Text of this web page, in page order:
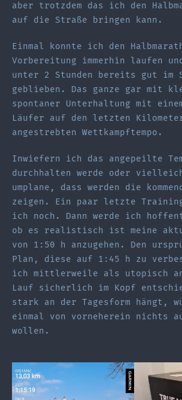
aber trotzdem das ich den
auf die Straße bringen kann.
Einmal konnte ich den
Vorbereitung immerhin laufen
unter 2 Stunden bereits gut im
geblieben. Das ganze gar mit
spontaner Unterhaltung mit
Läufer auf den letzten
angestrebten Wettkampftempo.
Inwiefern ich das angepeilte
durchhalten werde oder
umplane, dass werden die
zeigen. Ein paar letzte
ich noch. Dann werde ich
ob es realistisch ist meine
von 1:50 h anzugehen. Den
Plan, diese auf 1:45 h zu
ich mittlerweile als utopisch
Lauf sicherlich im Kopf
stark an der Tagesform hängt,
einmal von vorneherein nichts
wollen.